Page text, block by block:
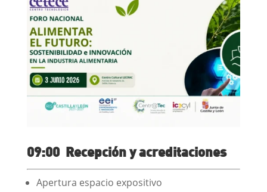
09:00 Recepción y acreditaciones
Apertura espacio expositivo